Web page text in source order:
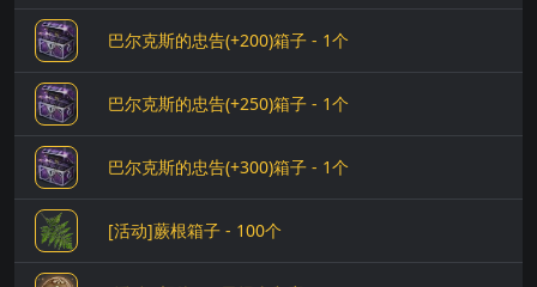
巴尔克斯的忠告(+200)箱子 - 1个
巴尔克斯的忠告(+250)箱子 - 1个
巴尔克斯的忠告(+300)箱子 - 1个
[活动]蕨根箱子 - 100个